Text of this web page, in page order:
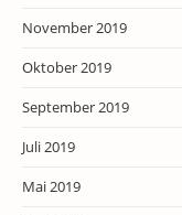
November 2019
Oktober 2019
September 2019
Juli 2019
Mai 2019